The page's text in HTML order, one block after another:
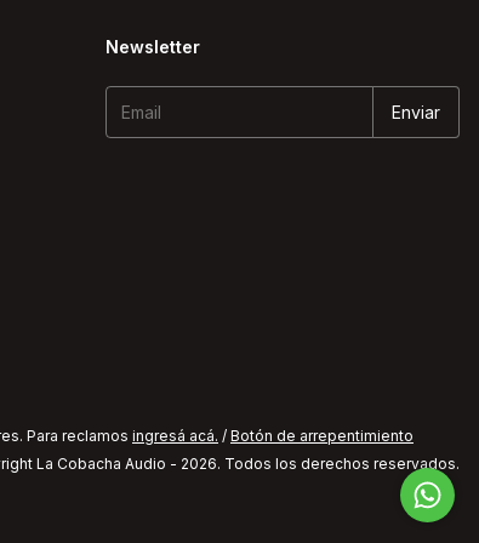
Newsletter
Para reclamos ingresá acá. / Botón de arrepentimiento
La Cobacha Audio - 2026. Todos los derechos reservados.